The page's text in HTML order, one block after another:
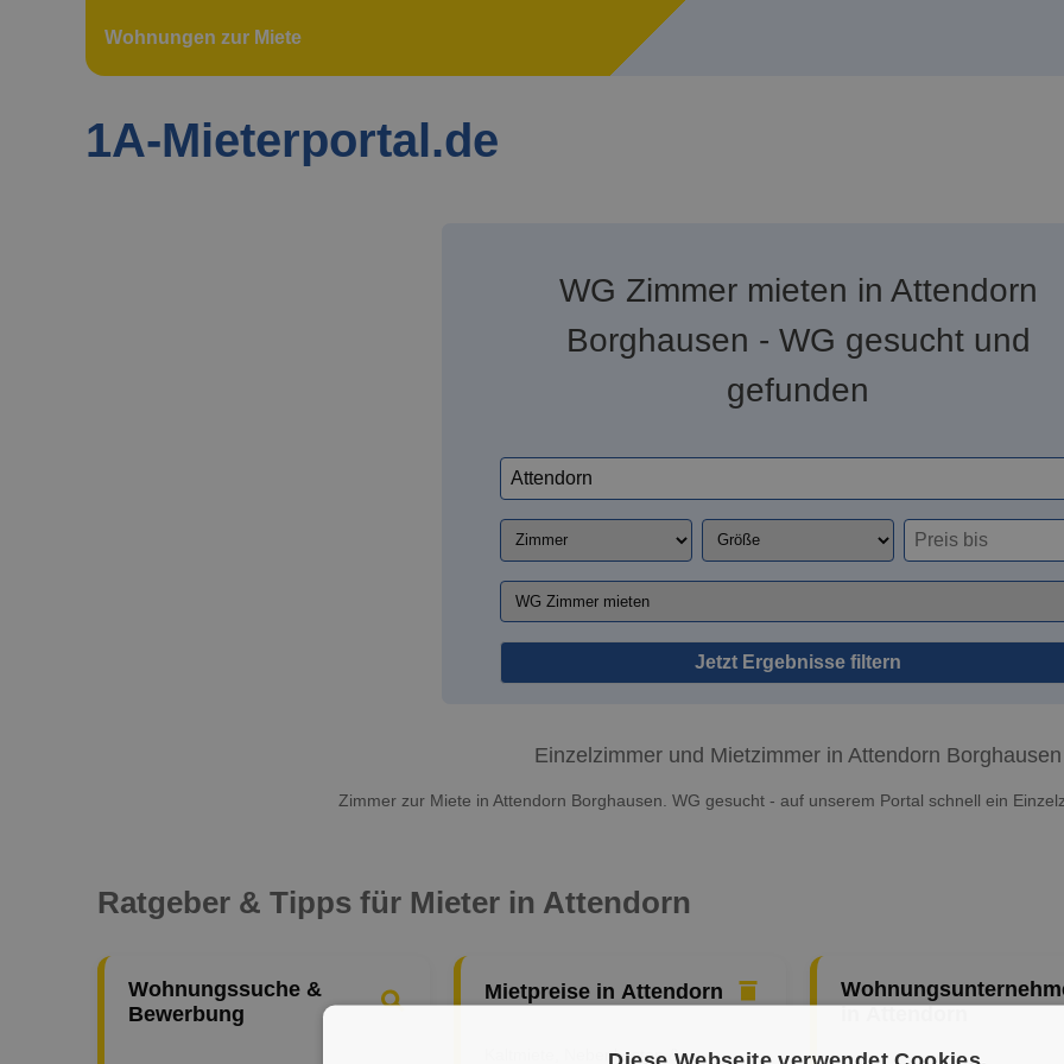
Wohnungen zur Miete
1A-Mieterportal.de
WG Zimmer mieten in Attendorn
Borghausen - WG gesucht und
gefunden
Jetzt Ergebnisse filtern
Einzelzimmer und Mietzimmer in Attendorn Borghausen
Zimmer zur Miete in Attendorn Borghausen. WG gesucht - auf unserem Portal schnell ein
Ratgeber & Tipps für Mieter in Attendorn
Wohnungssuche &
Bewerbung
Mietpreise in Attendorn
Kaltmiete, Nebenkosten &